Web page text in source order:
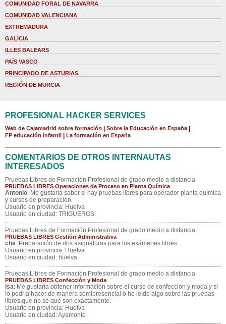
COMUNIDAD FORAL DE NAVARRA
COMUNIDAD VALENCIANA
EXTREMADURA
GALICIA
ILLES BALEARS
PAÍS VASCO
PRINCIPADO DE ASTURIAS
REGIÓN DE MURCIA
PROFESIONAL HACKER SERVICES
Web de Cajamadrid sobre formación Sobre la Educación en España
FP educación infantil La formación en España
COMENTARIOS DE OTROS INTERNAUTAS
INTERESADOS
Pruebas Libres de Formación Profesional de grado medio a distancia
PRUEBAS LIBRES Operaciones de Proceso en Planta Química
Antonio: Me gustaría saber si hay pruebas libres para operador planta química
y cursos de preparación
Usuario en provincia: Huelva
Usuario en ciudad: TRIGUEROS
Pruebas Libres de Formación Profesional de grado medio a distancia
PRUEBAS LIBRES Gestión Administrativa
che: Preparación de dos asignaturas para los exámenes libres.
Usuario en provincia: Huelva
Usuario en ciudad: huelva
Pruebas Libres de Formación Profesional de grado medio a distancia
PRUEBAS LIBRES Confección y Moda
Isa: Me gustaría obtener información sobre el curso de confección y moda y si
lo podría hacer de manera semipresencial o he leído algo sobre las pruebas
libres,que no sé qué son exactamente.
Usuario en provincia: Huelva
Usuario en ciudad: Ayamonte